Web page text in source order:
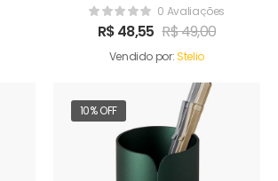
0 Avaliações
R$48,55 R$49,00
Vendido por:Stelio
10% OFF